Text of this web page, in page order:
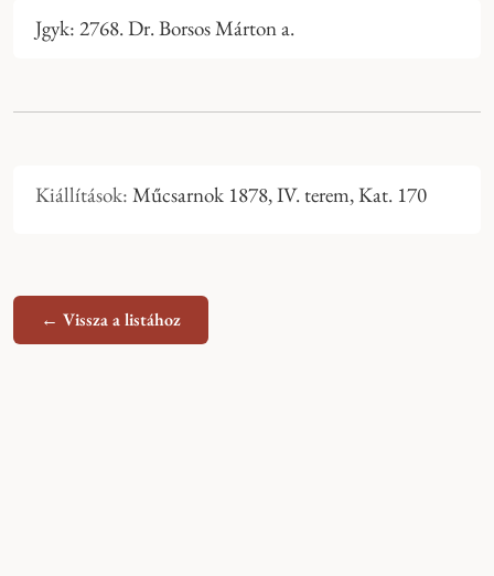
Jgyk: 2768. Dr. Borsos Márton a.
Kiállítások: Műcsarnok 1878, IV. terem, Kat. 170
← Vissza a listához